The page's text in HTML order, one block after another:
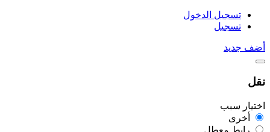
تسجيل الدخول
تسجيل
أضف جديد
نقل
اختيار سبب
أخرى
رابط معطل